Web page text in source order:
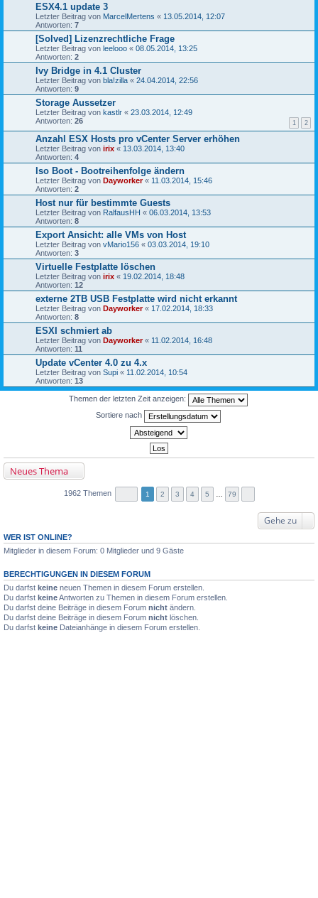
ESX4.1 update 3
Letzter Beitrag von MarcelMertens « 13.05.2014, 12:07
Antworten: 7
[Solved] Lizenzrechtliche Frage
Letzter Beitrag von leelooo « 08.05.2014, 13:25
Antworten: 2
Ivy Bridge in 4.1 Cluster
Letzter Beitrag von bla!zilla « 24.04.2014, 22:56
Antworten: 9
Storage Aussetzer
Letzter Beitrag von kastlr « 23.03.2014, 12:49
Antworten: 26 1 2
Anzahl ESX Hosts pro vCenter Server erhöhen
Letzter Beitrag von irix « 13.03.2014, 13:40
Antworten: 4
Iso Boot - Bootreihenfolge ändern
Letzter Beitrag von Dayworker« 11.03.2014, 15:46
Antworten: 2
Host nur für bestimmte Guests
Letzter Beitrag von RalfausHH « 06.03.2014, 13:53
Antworten: 8
Export Ansicht: alle VMs von Host
Letzter Beitrag von vMario156 « 03.03.2014, 19:10
Antworten: 3
Virtuelle Festplatte löschen
Letzter Beitrag von irix « 19.02.2014, 18:48
Antworten: 12
externe 2TB USB Festplatte wird nicht erkannt
Letzter Beitrag von Dayworker« 17.02.2014, 18:33
Antworten: 8
ESXI schmiert ab
Letzter Beitrag von Dayworker« 11.02.2014, 16:48
Antworten: 11
Update vCenter 4.0 zu 4.x
Letzter Beitrag von Supi « 11.02.2014, 10:54
Antworten: 13
Themen der letzten Zeit anzeigen:
Sortiere nach
Neues Thema
1962 Themen 1 2 3 4 5 79
Gehe zu
WER IST ONLINE?
Mitglieder in diesem Forum: 0 Mitglieder und 9 Gäste
BERECHTIGUNGEN IN DIESEM FORUM
Du darfst keine neuen Themen in diesem Forum erstellen.
Du darfst keineAntworten zu Themen in diesem Forum erstellen.
Du darfst deine Beiträge in diesem Forum nicht ändern.
Du darfst deine Beiträge in diesem Forum nicht löschen.
Du darfst keine Dateianhänge in diesem Forum erstellen.